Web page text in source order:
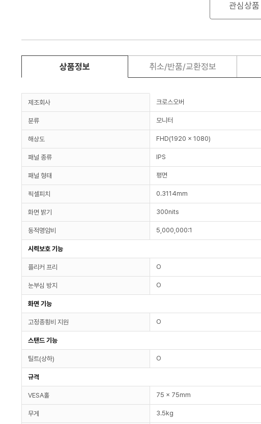
관심상품
상품정보 취소/반품/교환정보
제조회사 크로스오버
분류 모니터
해상도 FHD(1920 x 1080)
패널 종류 IPS
패널 형태 평면
픽셀피치 0.3114mm
화면 밝기 300nits
동적명암비 5,000,000:1
시력보호 기능
플리커 프리 O
눈부심 방지 O
화면 기능
고정종횡비 지원 O
스탠드 기능
틸트(상하) O
규격
VESA홀 75 x 75mm
무게 3.5kg